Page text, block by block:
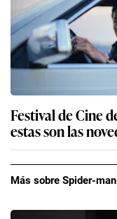
Festival de Cine
estas son las
Más sobre Spider-man